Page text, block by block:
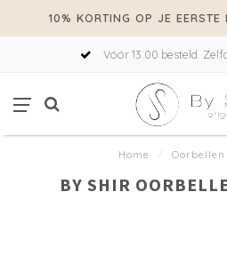
10% KORTING OP JE EERSTE
Vóór 13:00 besteld.
Home / Oorbellen
BY SHIR